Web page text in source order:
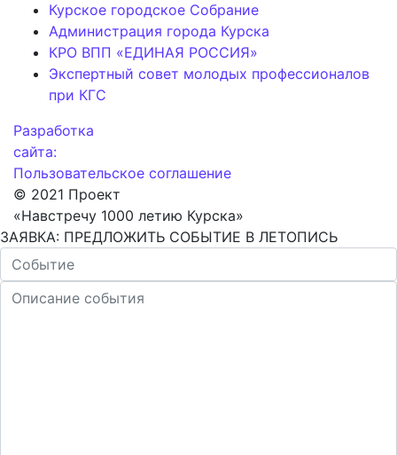
Курское городское Собрание
Администрация города Курска
КРО ВПП «ЕДИНАЯ РОССИЯ»
Экспертный совет молодых профессионалов
при КГС
Разработка
сайта:
Пользовательское соглашение
© 2021 Проект
«Навстречу 1000 летию Курска»
ЗАЯВКА: ПРЕДЛОЖИТЬ СОБЫТИЕ В ЛЕТОПИСЬ